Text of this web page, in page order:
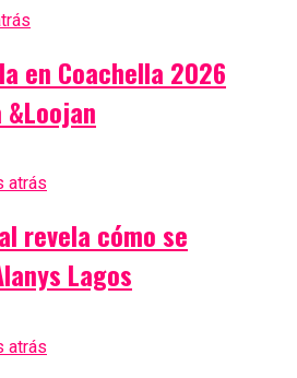
en Coachella 2026
atrás
revela cómo se
Lagos
atrás